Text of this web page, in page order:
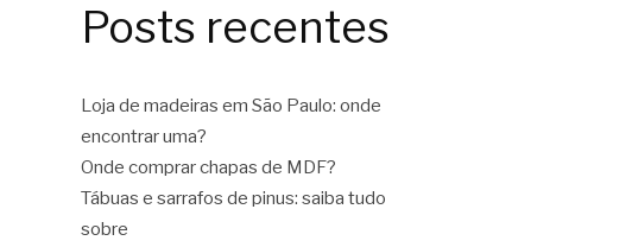
Posts recentes
Loja de madeiras em São Paulo: onde
encontrar uma?
Onde comprar chapas de MDF?
Tábuas e sarrafos de pinus: saiba tudo
sobre